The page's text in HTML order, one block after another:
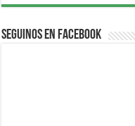
Seguinos en Facebook